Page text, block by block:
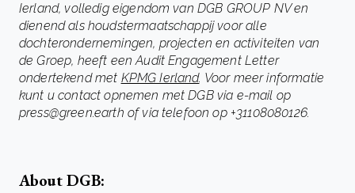
Ierland, volledig eigendom van DGB GROUP NV en
dienend als houdstermaatschappij voor alle
dochterondernemingen, projecten en activiteiten van
de Groep, heeft een Audit Engagement Letter
ondertekend met KPMG Ierland. Voor meer informatie
kunt u contact opnemen met DGB via e-mail op
press@green.earth of via telefoon op +31108080126.
About DGB: